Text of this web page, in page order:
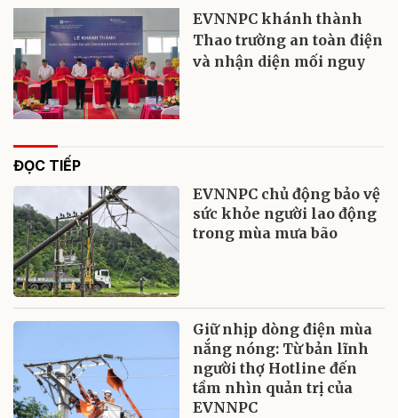
EVNNPC khánh thành
Thao trường an toàn điện
và nhận diện mối nguy
ĐỌC TIẾP
EVNNPC chủ động bảo vệ
sức khỏe người lao động
trong mùa mưa bão
Giữ nhịp dòng điện mùa
nắng nóng: Từ bản lĩnh
người thợ Hotline đến
tầm nhìn quản trị của
EVNNPC